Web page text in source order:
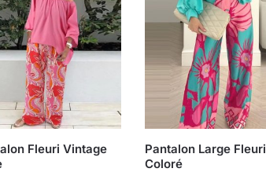
Fleuri Vintage
Pantalon Large Fleuri
Coloré